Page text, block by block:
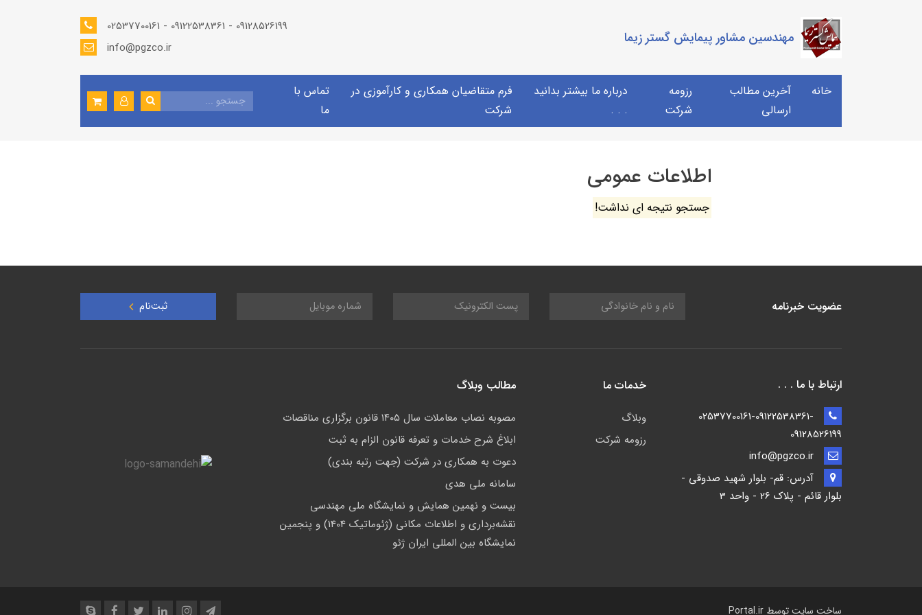
مهندسین مشاور پیمایش گستر زیما
02537700161 - 09122538361 - 09128526199
info@pgzco.ir
خانه
آخرین مطالب
ارسالی
رزومه
شرکت
درباره ما بیشتر بدانید
. . .
فرم متقاضیان همکاری و کارآموزی در
شرکت
تماس با
ما
اطلاعات عمومی
جستجو نتیجه ای نداشت!
عضویت خبرنامه ثبت‌نام
ارتباط با ما . . .
02537700161-09122538361-
09128526199
آدرس: قم- بلوار شهید صدوقی -
بلوار قائم - پلاک 26 - واحد 3
خدمات ما
وبلاگ
رزومه شرکت
مطالب وبلاگ
مصوبه نصاب معاملات سال ۱۴۰۵ قانون برگزاری مناقصات
ابلاغ شرح خدمات و تعرفه قانون الزام به ثبت
دعوت به همکاری در شرکت (جهت رتبه بندی)
سامانه ملی هدی
بیست و نهمین همایش و نمایشگاه ملی مهندسی
نقشه‌برداری و اطلاعات مکانی (ژئوماتیک 1404) و پنجمین
نمایشگاه بین المللی ایران ژئو
ساخت سایت توسط Portal.ir